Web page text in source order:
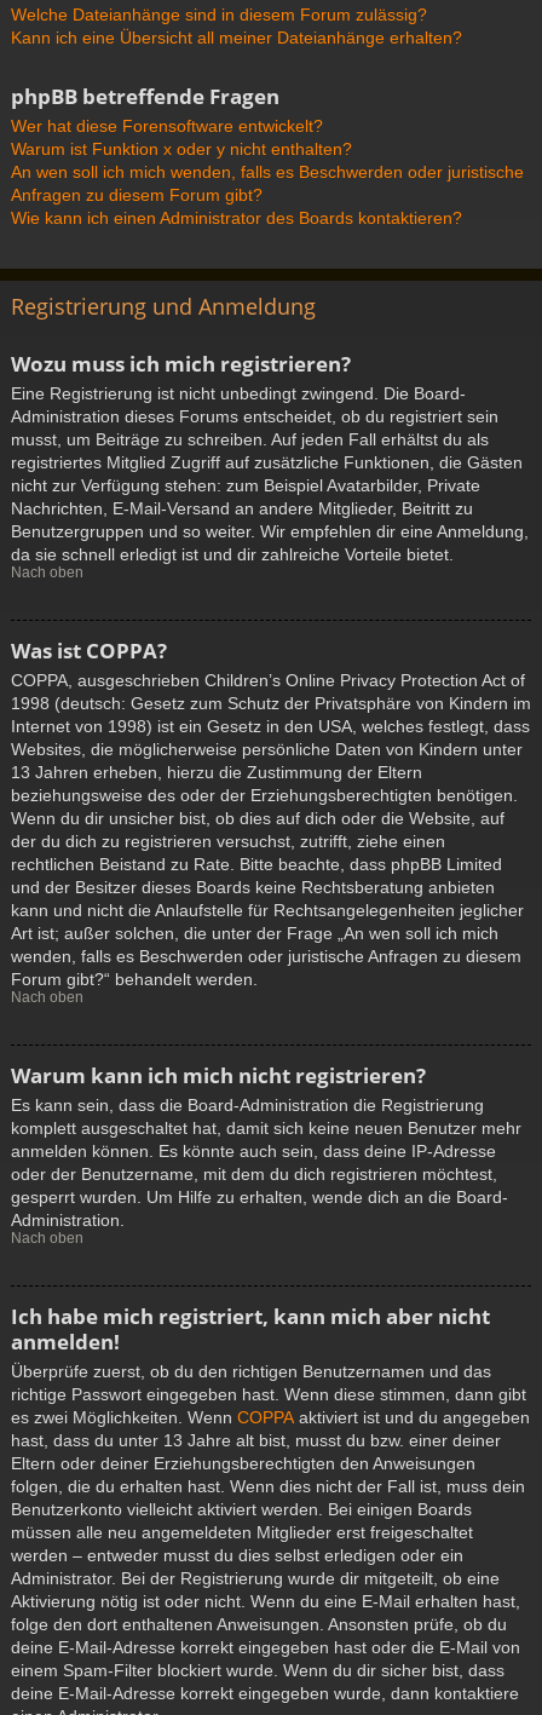
Welche Dateianhänge sind in diesem Forum zulässig?
Kann ich eine Übersicht all meiner Dateianhänge erhalten?
phpBB betreffende Fragen
Wer hat diese Forensoftware entwickelt?
Warum ist Funktion x oder y nicht enthalten?
An wen soll ich mich wenden, falls es Beschwerden oder juristische
Anfragen zu diesem Forum gibt?
Wie kann ich einen Administrator des Boards kontaktieren?
Registrierung und Anmeldung
Wozu muss ich mich registrieren?
Eine Registrierung ist nicht unbedingt zwingend. Die Board-
Administration dieses Forums entscheidet, ob du registriert sein
musst, um Beiträge zu schreiben. Auf jeden Fall erhältst du als
registriertes Mitglied Zugriff auf zusätzliche Funktionen, die Gästen
nicht zur Verfügung stehen: zum Beispiel Avatarbilder, Private
Nachrichten, E-Mail-Versand an andere Mitglieder, Beitritt zu
Benutzergruppen und so weiter. Wir empfehlen dir eine Anmeldung,
da sie schnell erledigt ist und dir zahlreiche Vorteile bietet.
Nach oben
Was ist COPPA?
COPPA, ausgeschrieben Children’s Online Privacy Protection Act of
1998 (deutsch: Gesetz zum Schutz der Privatsphäre von Kindern im
Internet von 1998) ist ein Gesetz in den USA, welches festlegt, dass
Websites, die möglicherweise persönliche Daten von Kindern unter
13 Jahren erheben, hierzu die Zustimmung der Eltern
beziehungsweise des oder der Erziehungsberechtigten benötigen.
Wenn du dir unsicher bist, ob dies auf dich oder die Website, auf
der du dich zu registrieren versuchst, zutrifft, ziehe einen
rechtlichen Beistand zu Rate. Bitte beachte, dass phpBB Limited
und der Besitzer dieses Boards keine Rechtsberatung anbieten
kann und nicht die Anlaufstelle für Rechtsangelegenheiten jeglicher
Art ist; außer solchen, die unter der Frage „An wen soll ich mich
wenden, falls es Beschwerden oder juristische Anfragen zu diesem
Forum gibt?“ behandelt werden.
Nach oben
Warum kann ich mich nicht registrieren?
Es kann sein, dass die Board-Administration die Registrierung
komplett ausgeschaltet hat, damit sich keine neuen Benutzer mehr
anmelden können. Es könnte auch sein, dass deine IP-Adresse
oder der Benutzername, mit dem du dich registrieren möchtest,
gesperrt wurden. Um Hilfe zu erhalten, wende dich an die Board-
Administration.
Nach oben
Ich habe mich registriert, kann mich aber nicht
anmelden!
Überprüfe zuerst, ob du den richtigen Benutzernamen und das
richtige Passwort eingegeben hast. Wenn diese stimmen, dann gibt
es zwei Möglichkeiten. Wenn COPPA aktiviert ist und du angegeben
hast, dass du unter 13 Jahre alt bist, musst du bzw. einer deiner
Eltern oder deiner Erziehungsberechtigten den Anweisungen
folgen, die du erhalten hast. Wenn dies nicht der Fall ist, muss dein
Benutzerkonto vielleicht aktiviert werden. Bei einigen Boards
müssen alle neu angemeldeten Mitglieder erst freigeschaltet
werden – entweder musst du dies selbst erledigen oder ein
Administrator. Bei der Registrierung wurde dir mitgeteilt, ob eine
Aktivierung nötig ist oder nicht. Wenn du eine E-Mail erhalten hast,
folge den dort enthaltenen Anweisungen. Ansonsten prüfe, ob du
deine E-Mail-Adresse korrekt eingegeben hast oder die E-Mail von
einem Spam-Filter blockiert wurde. Wenn du dir sicher bist, dass
deine E-Mail-Adresse korrekt eingegeben wurde, dann kontaktiere